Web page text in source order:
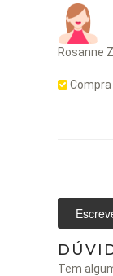
Rosanne Z.
Tem